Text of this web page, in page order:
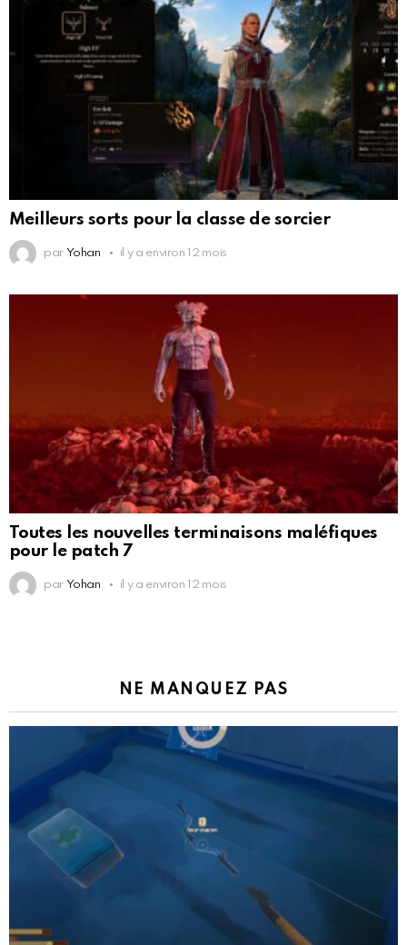
Meilleurs sorts pour la classe de sorcier
par Yohan il y a environ 12 mois
Toutes les nouvelles terminaisons maléfiques
pour le patch 7
par Yohan il y a environ 12 mois
NE MANQUEZ PAS